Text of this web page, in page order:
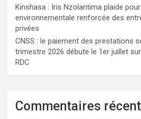
Kinshasa : Iris Nzolantima plaide
environnementale renforcée des
privées
CNSS : le paiement des prestations
trimestre 2026 débute le 1er juillet
RDC
Commentaires